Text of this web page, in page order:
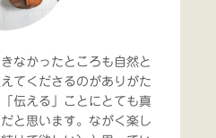
なかったところも自然と
てくださるのがありがた
伝える」ことにとても真
と思います。ながく楽し